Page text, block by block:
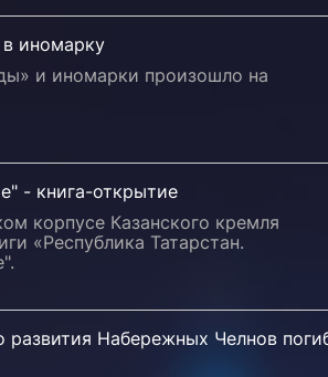
иномарку
и иномарки произошло на
- книга-открытие
корпусе Казанского кремля
«Республика Татарстан.
развития Набережных Челнов